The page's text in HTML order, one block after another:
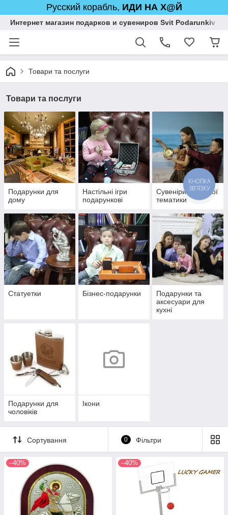
Русский корабль, ИДИ НА Х@Й
Интернет магазин подарков и сувениров Svit Podarunkiv
Товари та послуги
Товари та послуги
Подарунки для
дому
Настільні ігри
подарункові
Сувеніри морської
тематики
Статуетки Бізнес-подарунки
Подарунки та
аксесуари для
кухні
Подарунки для
чоловіків
Ікони
Сортування 0 Фільтри
–40% –40%